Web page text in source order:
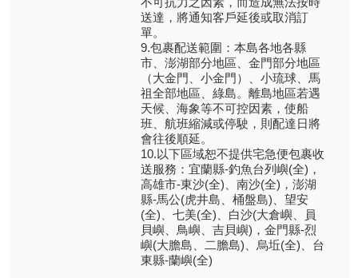
送達，將通知客戶延後或取消訂
單。
9.包裹配送範圍：本島各地各縣
市、澎湖部分地區、金門部分地區
（大金門、小金門）、小琉球、馬
祖全部地區、綠島。離島地區若遇
天候、海象等不可控因素，使船
班、航班縮減或停駛，則配達日將
會往後順延。
10.以下區域恕不提供宅急便包裹收
送服務：宜蘭縣-釣魚台列嶼(全)，
高雄市-東沙(全)、南沙(全)，澎湖
縣-馬公(虎井島、桶盤島)、望安
(全)、七美(全)、白沙(大倉嶼、員
貝嶼、鳥嶼、吉貝嶼)，金門縣-烈
嶼(大膽島、二膽島)、烏坵(全)、台
東縣-蘭嶼(全)